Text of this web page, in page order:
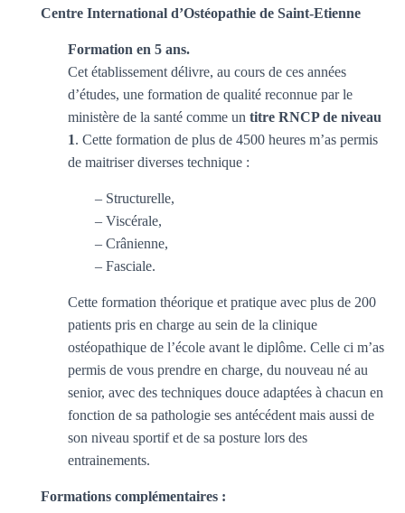
Centre International d’Ostéopathie de Saint-Etienne
Formation en 5 ans.
Cet établissement délivre, au cours de ces années
d’études, une formation de qualité reconnue par le
ministère de la santé comme un titre RNCP de niveau
1. Cette formation de plus de 4500 heures m’as permis
de maitriser diverses technique :
– Structurelle,
– Viscérale,
– Crânienne,
– Fasciale.
Cette formation théorique et pratique avec plus de 200
patients pris en charge au sein de la clinique
ostéopathique de l’école avant le diplôme. Celle ci m’as
permis de vous prendre en charge, du nouveau né au
senior, avec des techniques douce adaptées à chacun en
fonction de sa pathologie ses antécédent mais aussi de
son niveau sportif et de sa posture lors des
entrainements.
Formations complémentaires :